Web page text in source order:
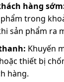
hàng
trong
sản phẩm ra
Khuyến
thiết bị
hàng.